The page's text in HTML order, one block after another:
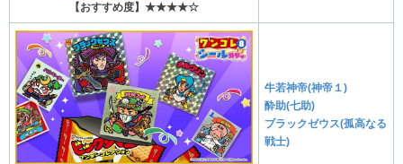
【おすすめ度】★★★★☆
牛若神帝(神帝１)
酔助(七助)
ブラックゼウス(孤高なる
戦士)